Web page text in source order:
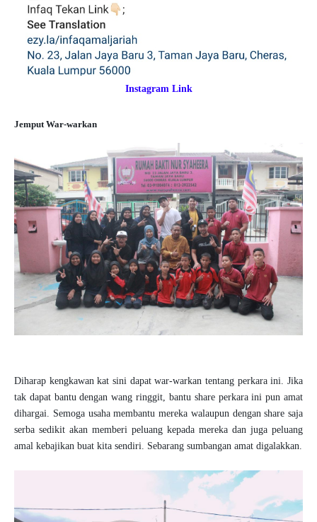
Instagram Link
Jemput War-warkan
Diharap kengkawan kat sini dapat war-warkan tentang perkara ini. Jika
tak dapat bantu dengan wang ringgit, bantu share perkara ini pun amat
dihargai. Semoga usaha membantu mereka walaupun dengan share saja
serba sedikit akan memberi peluang kepada mereka dan juga peluang
amal kebajikan buat kita sendiri. Sebarang sumbangan amat digalakkan.